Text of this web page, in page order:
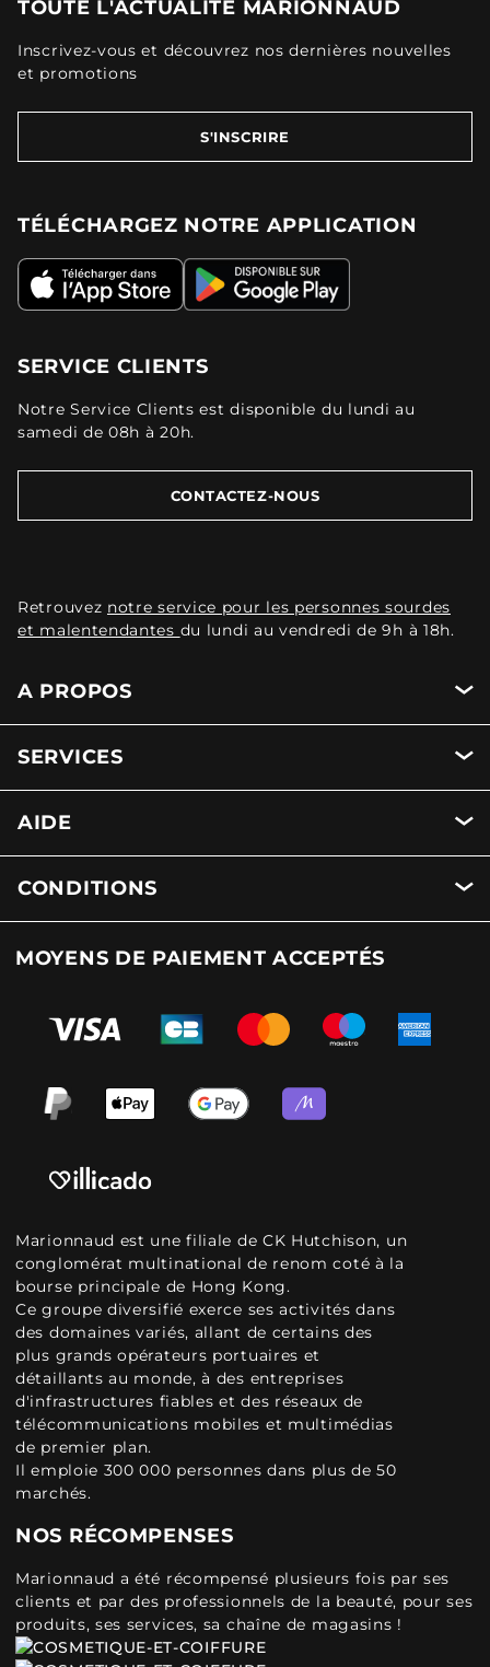
TOUTE L'ACTUALITÉ MARIONNAUD
Inscrivez-vous et découvrez nos dernières nouvelles
et promotions
S'INSCRIRE
TÉLÉCHARGEZ NOTRE APPLICATION
SERVICE CLIENTS
Notre Service Clients est disponible du lundi au
samedi de 08h à 20h.
CONTACTEZ-NOUS
Retrouvez notre service pour les personnes sourdes
et malentendantes du lundi au vendredi de 9h à 18h.
A PROPOS
SERVICES
AIDE
CONDITIONS
MOYENS DE PAIEMENT ACCEPTÉS
Marionnaud est une filiale de CK Hutchison, un
conglomérat multinational de renom coté à la
bourse principale de Hong Kong.
Ce groupe diversifié exerce ses activités dans
des domaines variés, allant de certains des
plus grands opérateurs portuaires et
détaillants au monde, à des entreprises
d'infrastructures fiables et des réseaux de
télécommunications mobiles et multimédias
de premier plan.
Il emploie 300 000 personnes dans plus de 50
marchés.
NOS RÉCOMPENSES
Marionnaud a été récompensé plusieurs fois par ses
clients et par des professionnels de la beauté, pour ses
produits, ses services, sa chaîne de magasins !